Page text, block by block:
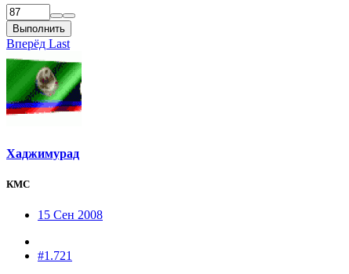
Выполнить
Вперёд Last
Хаджимурад
КМС
15 Сен 2008
#1.721